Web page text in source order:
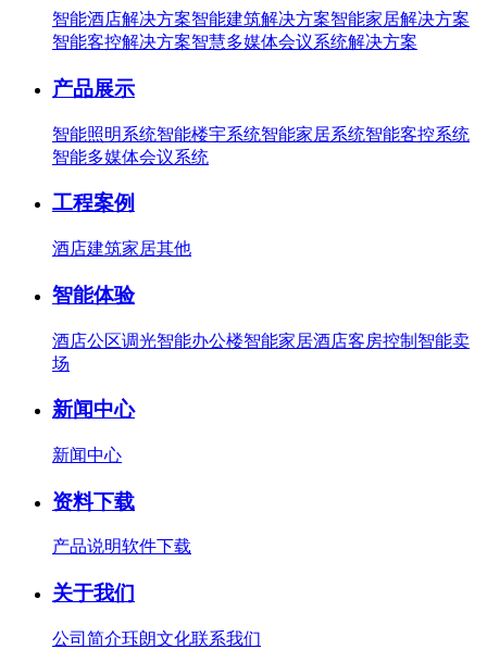
智能酒店解决方案智能建筑解决方案智能家居解决方案
智能客控解决方案智慧多媒体会议系统解决方案
产品展示
智能照明系统智能楼宇系统智能家居系统智能客控系统
智能多媒体会议系统
工程案例
酒店建筑家居其他
智能体验
酒店公区调光智能办公楼智能家居酒店客房控制 智能卖
场
新闻中心
新闻中心
资料下载
产品说明软件下载
关于我们
公司简介珏朗文化联系我们